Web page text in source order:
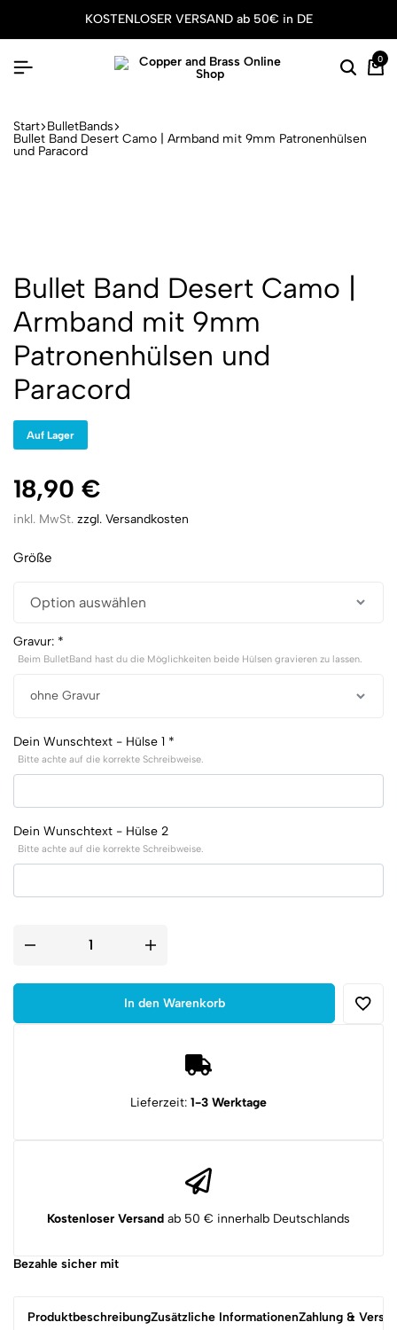
KOSTENLOSER VERSAND ab 50€ in DE
Suche
0
Start BulletBands
Bullet Band Desert Camo | Armband mit 9mm Patronenhülsen
und Paracord
Bullet Band Desert Camo |
Armband mit 9mm
Patronenhülsen und
Paracord
Auf Lager
18,90 €
inkl. MwSt. zzgl. Versandkosten
Größe
Gravur: *
Beim BulletBand hast du die Möglichkeiten beide Hülsen gravieren zu lassen.
Dein Wunschtext - Hülse 1 *
Bitte achte auf die korrekte Schreibweise.
Dein Wunschtext - Hülse 2
Bitte achte auf die korrekte Schreibweise.
Bullet
Camo
mit
In den Warenkorb
Lieferzeit: 1-3 Werktage
Kostenloser Versand ab 50 € innerhalb Deutschlands
Bezahle sicher mit
ProduktbeschreibungZusätzliche InformationenZahlung &